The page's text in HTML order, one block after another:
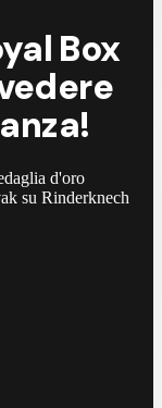
Box
d'oro
su Rinderknech